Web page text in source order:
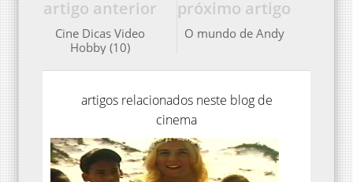
próximo artigo
O mundo de Andy
artigo anterior
Cine Dicas Video
Hobby (10)
artigos relacionados neste blog de
cinema